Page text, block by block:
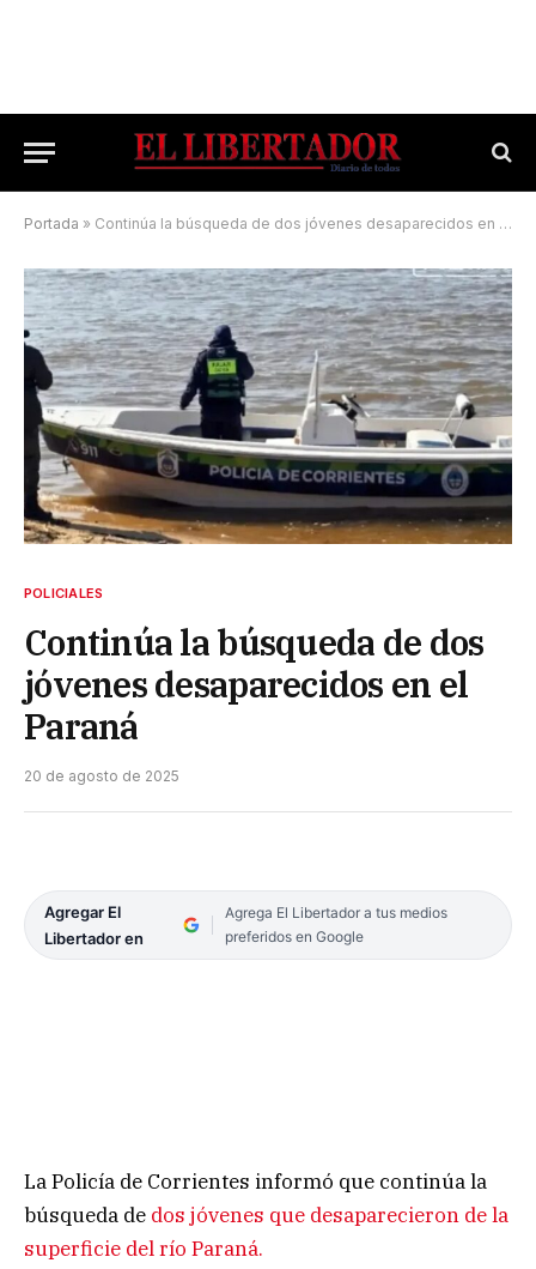
Portada » Continúa la búsqueda de dos jóvenes desaparecidos en el Paraná
POLICIALES
Continúa la búsqueda de dos
jóvenes desaparecidos en el
Paraná
20 de agosto de 2025
Agregar El
Libertador en
Agrega El Libertador a tus medios
preferidos en Google
La Policía de Corrientes informó que continúa la
búsqueda de dos jóvenes que desaparecieron de la
superficie del río Paraná.